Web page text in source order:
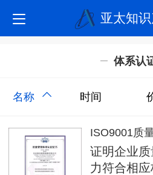
亚太知
体系认
名称 时间
ISO9001质
证明企业
力符合相应